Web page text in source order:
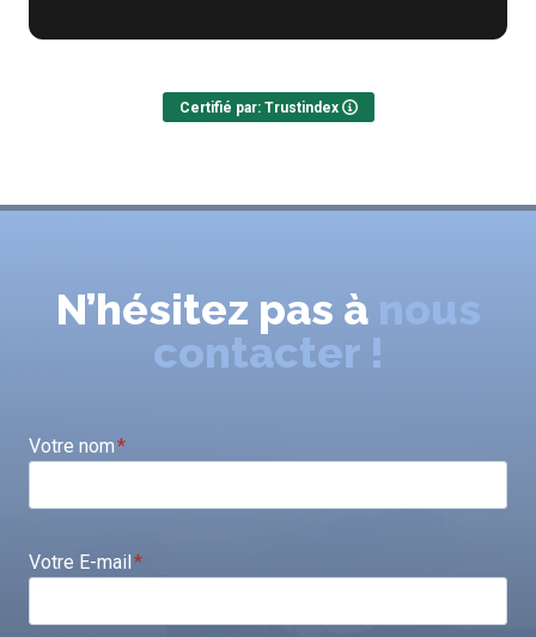
Certifié par: Trustindex
N’hésitez pas à nous
contacter !
Votre nom*
Votre E-mail*